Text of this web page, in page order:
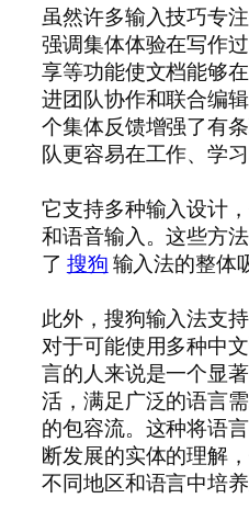
虽然许多输入技巧专
强调集体体验在写作
享等功能使文档能够
进团队协作和联合编
个集体反馈增强了有
队更容易在工作、学
它支持多种输入设计
和语音输入。这些方
了 搜狗输入法的整体
此外，搜狗输入法支
对于可能使用多种中
言的人来说是一个显
活，满足广泛的语言
的包容流。这种将语
断发展的实体的理解
不同地区和语言中培